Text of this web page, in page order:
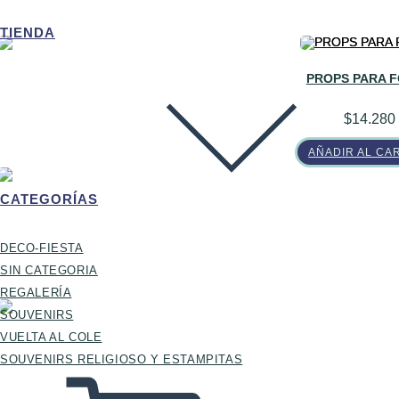
TIENDA
CATEGORÍAS
DECO-FIESTA
SIN CATEGORIA
REGALERÍA
SOUVENIRS
VUELTA AL COLE
SOUVENIRS RELIGIOSO Y ESTAMPITAS
PROPS PARA
$14.280
AÑADIR AL